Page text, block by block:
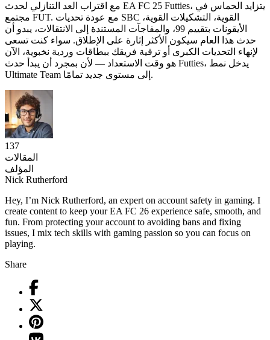
مع اقتراب العد التنازلي لحدث EA FC 25 Futties، يتزايد الحماس في
مجتمع FUT. مع عودة تحديات SBC القوية، التشكيلات القوية،
الأيقونات بتقييم 99، والمفاجآت المستندة إلى الانتقالات، يبدو أن
حدث هذا العام سيكون الأكثر إثارة على الإطلاق. سواء كنت تسعى
لإنهاء التحديات الكبرى أو ترقية فريقك ببطاقات وردية نخبوية، الآن
هو وقت الاستعداد — لأن بمجرد أن يبدأ حدث Futties، يدخل نمط
Ultimate Team إلى مستوى جديد تمامًا.
137
المقالات
المؤلف
Nick Rutherford
Hey, I’m Nick Rutherford, an expert on account safety in gaming. I
create content to keep your EA FC 26 experience safe, smooth, and
fun. From protecting your account to avoiding bans and fixing
issues, I mix tech skills with gaming passion so you can focus on
playing.
Share